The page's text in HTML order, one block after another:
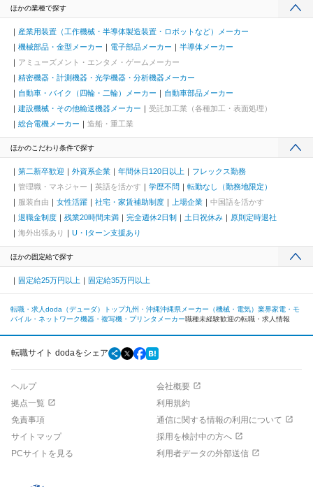
ほかの業種で探す
産業用装置（工作機械・半導体製造装置・ロボットなど）メーカー
機械部品・金型メーカー
電子部品メーカー
半導体メーカー
アミューズメント・エンタメ・ゲームメーカー
精密機器・計測機器・光学機器・分析機器メーカー
自動車・バイク（四輪・二輪）メーカー
自動車部品メーカー
建設機械・その他輸送機器メーカー
受託加工業（各種加工・表面処理）
総合電機メーカー
造船・重工業
ほかのこだわり条件で探す
第二新卒歓迎 外資系企業 年間休日120日以上
フレックス勤務
管理職・マネジャー
英語を活かす 学歴不問
転勤なし（勤務地限定）
服装自由
女性活躍 社宅・家賃補助制度 上場企業
中国語を活かす
退職金制度
残業20時間未満 完全週休2日制 土日祝休み
原則定時退社
海外出張あり
U・Iターン支援あり
ほかの固定給で探す
固定給25万円以上 固定給35万円以上
転職・求人doda（デューダ）トップ九州・沖縄沖縄県 メーカー（機械・電気）業界家電・モ
バイル・ネットワーク機器・複写機・プリンタメーカー職種未経験歓迎の転職・求人情報
転職サイト dodaをシェア
ヘルプ
会社概要
拠点一覧
利用規約
免責事項
通信に関する情報の利用について
サイトマップ
採用を検討中の方へ
PCサイトを見る
利用者データの外部送信